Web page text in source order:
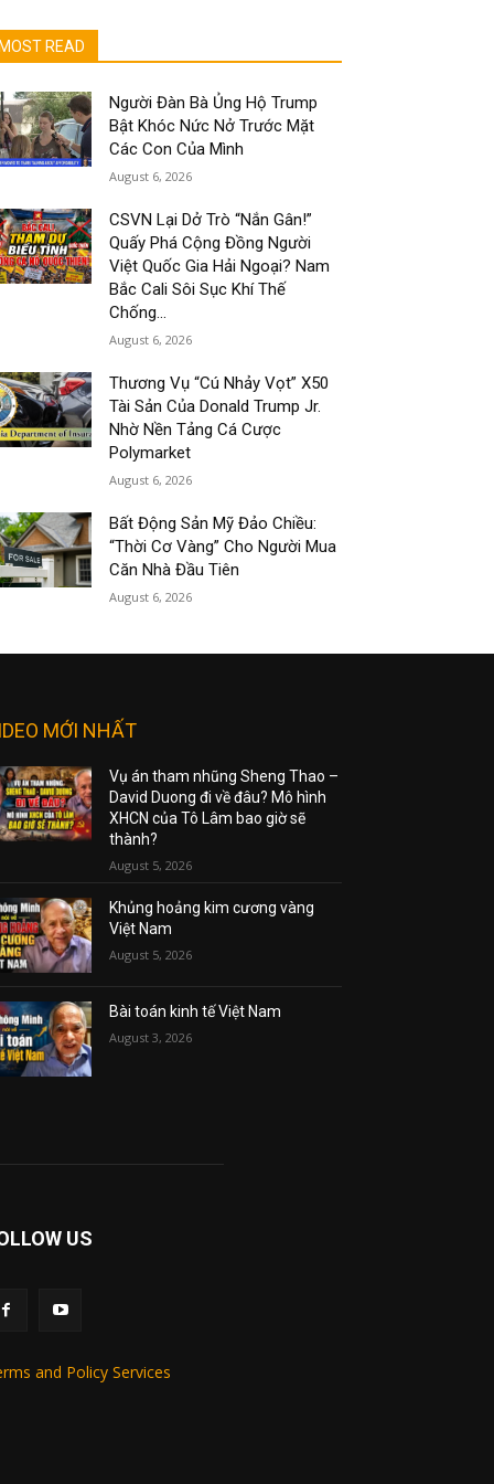
MOST READ
Người Đàn Bà Ủng Hộ Trump
Bật Khóc Nức Nở Trước Mặt
Các Con Của Mình
August 6, 2026
CSVN Lại Dở Trò “Nắn Gân!”
Quấy Phá Cộng Đồng Người
Việt Quốc Gia Hải Ngoại? Nam
Bắc Cali Sôi Sục Khí Thế
Chống...
August 6, 2026
Thương Vụ “Cú Nhảy Vọt” X50
Tài Sản Của Donald Trump Jr.
Nhờ Nền Tảng Cá Cược
Polymarket
August 6, 2026
Bất Động Sản Mỹ Đảo Chiều:
“Thời Cơ Vàng” Cho Người Mua
Căn Nhà Đầu Tiên
August 6, 2026
MỚI NHẤT
Vụ án tham nhũng Sheng Thao –
David Duong đi về đâu? Mô hình
XHCN của Tô Lâm bao giờ sẽ
thành?
August 5, 2026
Khủng hoảng kim cương vàng
Việt Nam
August 5, 2026
Bài toán kinh tế Việt Nam
August 3, 2026
US
and Policy Services